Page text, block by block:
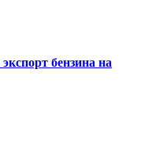
бензина на